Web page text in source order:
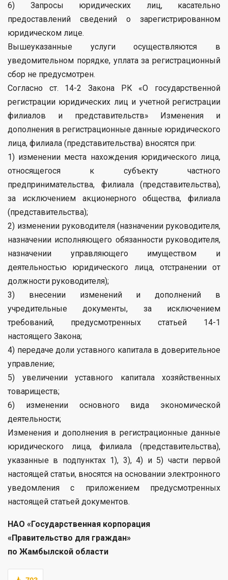
6) Запросы юридических лиц, касательно
предоставлений сведений о зарегистрированном
юридическом лице.
Вышеуказанные услуги осуществляются в
уведомительном порядке, уплата за регистрационный
сбор не предусмотрен.
Согласно ст. 14-2 Закона РК «О государственной
регистрации юридических лиц и учетной регистрации
филиалов и представительств» Изменения и
дополнения в регистрационные данные юридического
лица, филиала (представительства) вносятся при:
1) изменении места нахождения юридического лица,
относящегося к субъекту частного
предпринимательства, филиала (представительства),
за исключением акционерного общества, филиала
(представительства);
2) изменении руководителя (назначении руководителя,
назначении исполняющего обязанности руководителя,
назначении управляющего имуществом и
деятельностью юридического лица, отстранении от
должности руководителя);
3) внесении изменений и дополнений в
учредительные документы, за исключением
требований, предусмотренных статьей 14-1
настоящего Закона;
4) передаче доли уставного капитала в доверительное
управление;
5) увеличении уставного капитала хозяйственных
товариществ;
6) изменении основного вида экономической
деятельности;
Изменения и дополнения в регистрационные данные
юридического лица, филиала (представительства),
указанные в подпунктах 1), 3), 4) и 5) части первой
настоящей статьи, вносятся на основании электронного
уведомления с приложением предусмотренных
настоящей статьей документов.
НАО «Государственная корпорация
«Правительство для граждан»
по Жамбылской области